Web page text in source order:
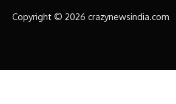
Copyright © 2026 crazynewsindia.com